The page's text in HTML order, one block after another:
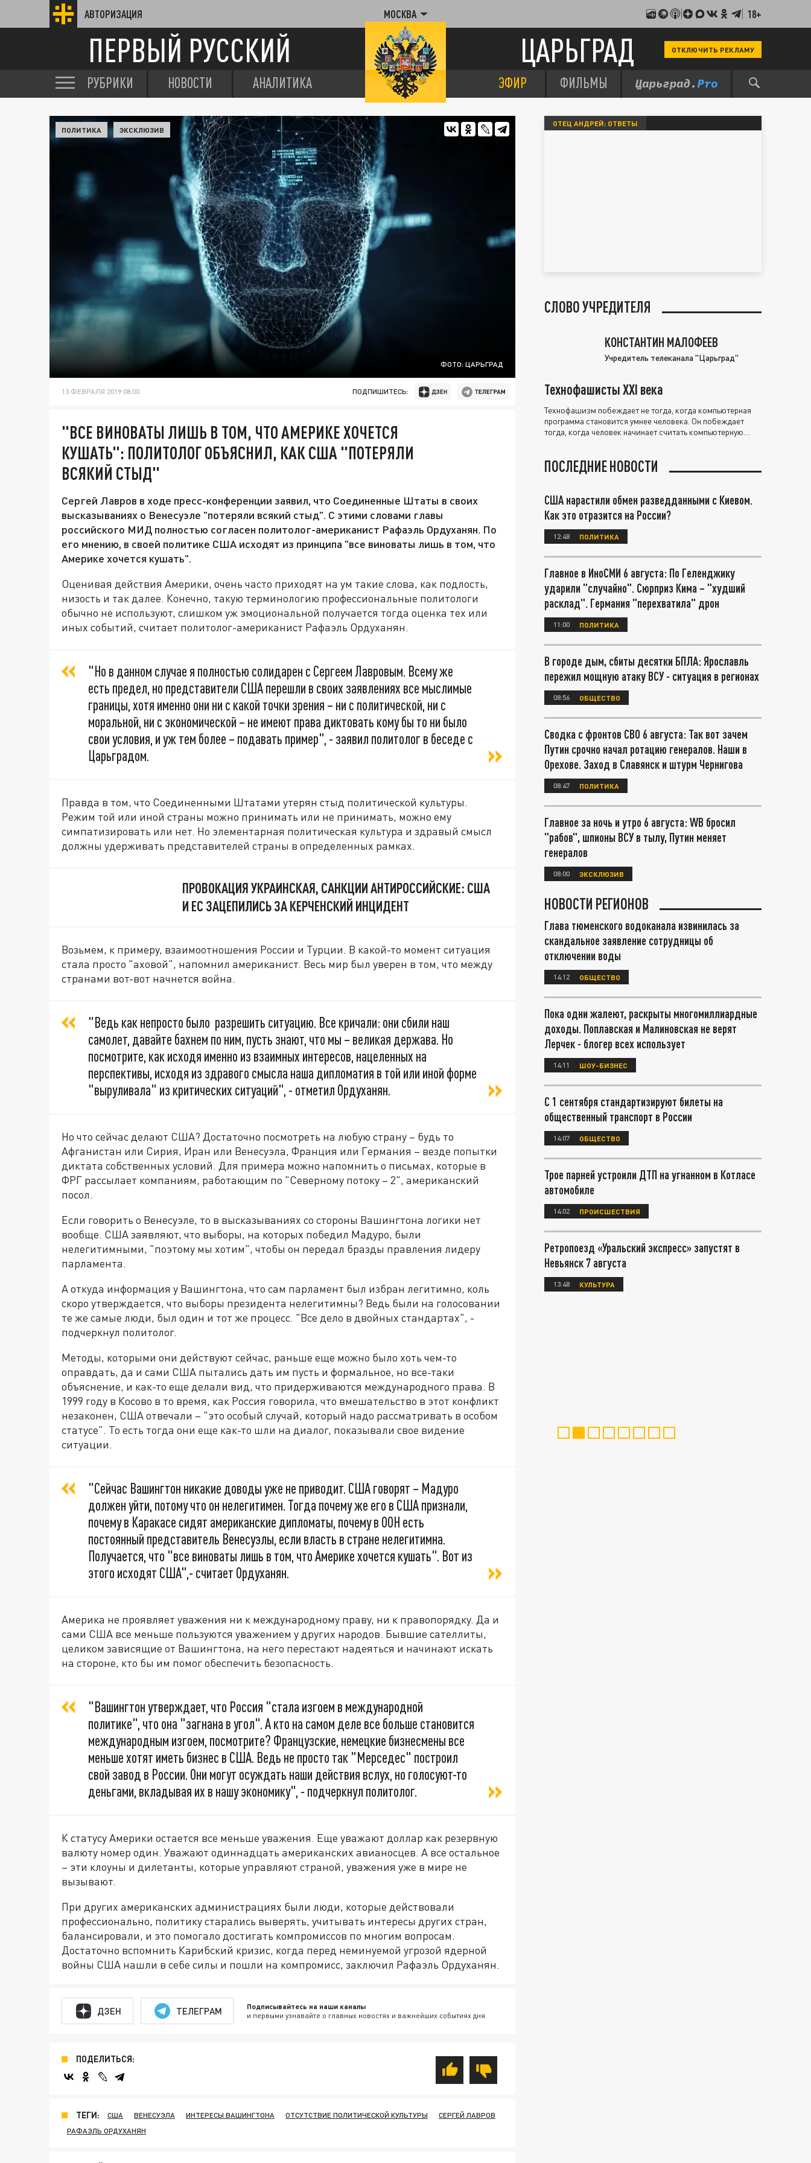
АВТОРИЗАЦИЯ МОСКВА 18+
ПЕРВЫЙ РУССКИЙ ЦАРЬГРАД ОТКЛЮЧИТЬ РЕКЛАМУ
РУБРИКИ НОВОСТИ АНАЛИТИКА ЭФИР ФИЛЬМЫ
ФОТО: ЦАРЬГРАД
ПОЛИТИКА ЭКСКЛЮЗИВ
13 ФЕВРАЛЯ 2019 08:00 ПОДПИШИТЕСЬ:
"ВСЕ ВИНОВАТЫ ЛИШЬ В ТОМ, ЧТО АМЕРИКЕ ХОЧЕТСЯ
КУШАТЬ": ПОЛИТОЛОГ ОБЪЯСНИЛ, КАК США "ПОТЕРЯЛИ
ВСЯКИЙ СТЫД"
Сергей Лавров в ходе пресс-конференции заявил, что Соединенные Штаты в своих
высказываниях о Венесуэле "потеряли всякий стыд". С этими словами главы
российского МИД полностью согласен политолог-американист Рафаэль Ордуханян. По
его мнению, в своей политике США исходят из принципа "все виноваты лишь в том, что
Америке хочется кушать".
Оценивая действия Америки, очень часто приходят на ум такие слова, как подлость,
низость и так далее. Конечно, такую терминологию профессиональные политологи
обычно не используют, слишком уж эмоциональной получается тогда оценка тех или
иных событий, считает политолог-американист Рафаэль Ордуханян.
"Но в данном случае я полностью солидарен с Сергеем Лавровым. Всему же
есть предел, но представители США перешли в своих заявлениях все мыслимые
границы, хотя именно они ни с какой точки зрения – ни с политической, ни с
моральной, ни с экономической – не имеют права диктовать кому бы то ни было
свои условия, и уж тем более – подавать пример", - заявил политолог в беседе с
Царьградом.
Правда в том, что Соединенными Штатами утерян стыд политической культуры.
Режим той или иной страны можно принимать или не принимать, можно ему
симпатизировать или нет. Но элементарная политическая культура и здравый смысл
должны удерживать представителей страны в определенных рамках.
ПРОВОКАЦИЯ УКРАИНСКАЯ, САНКЦИИ АНТИРОССИЙСКИЕ: США
И ЕС ЗАЦЕПИЛИСЬ ЗА КЕРЧЕНСКИЙ ИНЦИДЕНТ
Возьмем, к примеру, взаимоотношения России и Турции. В какой-то момент ситуация
стала просто "аховой", напомнил американист. Весь мир был уверен в том, что между
странами вот-вот начнется война.
"Ведь как непросто было разрешить ситуацию. Все кричали: они сбили наш
самолет, давайте бахнем по ним, пусть знают, что мы – великая держава. Но
посмотрите, как исходя именно из взаимных интересов, нацеленных на
перспективы, исходя из здравого смысла наша дипломатия в той или иной форме
"выруливала" из критических ситуаций", - отметил Ордуханян.
Но что сейчас делают США? Достаточно посмотреть на любую страну – будь то
Афганистан или Сирия, Иран или Венесуэла, Франция или Германия – везде попытки
диктата собственных условий. Для примера можно напомнить о письмах, которые в
ФРГ рассылает компаниям, работающим по "Северному потоку – 2", американский
посол.
Если говорить о Венесуэле, то в высказываниях со стороны Вашингтона логики нет
вообще. США заявляют, что выборы, на которых победил Мадуро, были
нелегитимными, "поэтому мы хотим", чтобы он передал бразды правления лидеру
парламента.
А откуда информация у Вашингтона, что сам парламент был избран легитимно, коль
скоро утверждается, что выборы президента нелегитимны? Ведь были на голосовании
те же самые люди, был один и тот же процесс. "Все дело в двойных стандартах", -
подчеркнул политолог.
Методы, которыми они действуют сейчас, раньше еще можно было хоть чем-то
оправдать, да и сами США пытались дать им пусть и формальное, но все-таки
объяснение, и как-то еще делали вид, что придерживаются международного права. В
1999 году в Косово в то время, как Россия говорила, что вмешательство в этот конфликт
незаконен, США отвечали – "это особый случай, который надо рассматривать в особом
статусе". То есть тогда они еще как-то шли на диалог, показывали свое видение
ситуации.
"Сейчас Вашингтон никакие доводы уже не приводит. США говорят – Мадуро
должен уйти, потому что он нелегитимен. Тогда почему же его в США признали,
почему в Каракасе сидят американские дипломаты, почему в ООН есть
постоянный представитель Венесуэлы, если власть в стране нелегитимна.
Получается, что "все виноваты лишь в том, что Америке хочется кушать". Вот из
этого исходят США",- считает Ордуханян.
Америка не проявляет уважения ни к международному праву, ни к правопорядку. Да и
сами США все меньше пользуются уважением у других народов. Бывшие сателлиты,
целиком зависящие от Вашингтона, на него перестают надеяться и начинают искать
на стороне, кто бы им помог обеспечить безопасность.
"Вашингтон утверждает, что Россия "стала изгоем в международной
политике", что она "загнана в угол". А кто на самом деле все больше становится
международным изгоем, посмотрите? Французские, немецкие бизнесмены все
меньше хотят иметь бизнес в США. Ведь не просто так "Мерседес" построил
свой завод в России. Они могут осуждать наши действия вслух, но голосуют-то
деньгами, вкладывая их в нашу экономику", - подчеркнул политолог.
К статусу Америки остается все меньше уважения. Еще уважают доллар как резервную
валюту номер один. Уважают одиннадцать американских авианосцев. А все остальное
– эти клоуны и дилетанты, которые управляют страной, уважения уже в мире не
вызывают.
При других американских администрациях были люди, которые действовали
профессионально, политику старались выверять, учитывать интересы других стран,
балансировали, и это помогало достигать компромиссов по многим вопросам.
Достаточно вспомнить Карибский кризис, когда перед неминуемой угрозой ядерной
войны США нашли в себе силы и пошли на компромисс, заключил Рафаэль Ордуханян.
ДЗЕН ТЕЛЕГРАМ Подписывайтесь на наши каналы
и первыми узнавайте о главных новостях и важнейших событиях дня.
ПОДЕЛИТЬСЯ:
ТЕГИ: США ВЕНЕСУЭЛА ИНТЕРЕСЫ ВАШИНГТОНА ОТСУТСТВИЕ ПОЛИТИЧЕСКОЙ КУЛЬТУРЫ
СЕРГЕЙ ЛАВРОВ
РАФАЭЛЬ ОРДУХАНЯН
ОТЕЦ АНДРЕЙ: ОТВЕТЫ
СЛОВО УЧРЕДИТЕЛЯ
КОНСТАНТИН МАЛОФЕЕВ
Учредитель телеканала "Царьград"
Технофашисты XXI века
Технофашизм побеждает не тогда, когда компьютерная
программа становится умнее человека. Он побеждает
тогда, когда человек начинает считать компьютерную
ПОСЛЕДНИЕ НОВОСТИ
США нарастили обмен разведданными с Киевом.
Как это отразится на России?
12:48 ПОЛИТИКА
Главное в ИноСМИ 6 августа: По Геленджику
ударили "случайно". Сюрприз Кима – "худший
расклад". Германия "перехватила" дрон
11:00 ПОЛИТИКА
В городе дым, сбиты десятки БПЛА: Ярославль
пережил мощную атаку ВСУ - ситуация в регионах
08:56 ОБЩЕСТВО
Сводка с фронтов СВО 6 августа: Так вот зачем
Путин срочно начал ротацию генералов. Наши в
Орехове. Заход в Славянск и штурм Чернигова
08:47 ПОЛИТИКА
Главное за ночь и утро 6 августа: WB бросил
"рабов", шпионы ВСУ в тылу, Путин меняет
генералов
08:00 ЭКСКЛЮЗИВ
НОВОСТИ РЕГИОНОВ
Глава тюменского водоканала извинилась за
скандальное заявление сотрудницы об
отключении воды
14:12 ОБЩЕСТВО
Пока одни жалеют, раскрыты многомиллиардные
доходы. Поплавская и Малиновская не верят
Лерчек - блогер всех использует
14:11 ШОУ-БИЗНЕС
С 1 сентября стандартизируют билеты на
общественный транспорт в России
14:07 ОБЩЕСТВО
Трое парней устроили ДТП на угнанном в Котласе
автомобиле
14:02 ПРОИСШЕСТВИЯ
Ретропоезд «Уральский экспресс» запустят в
Невьянск 7 августа
13:48 КУЛЬТУРА